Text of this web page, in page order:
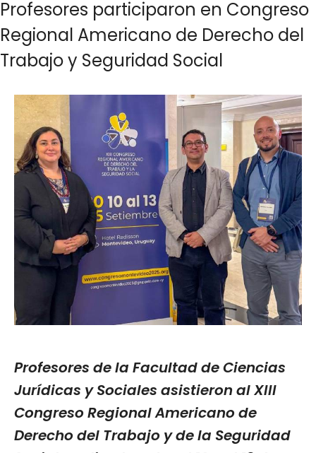
Profesores participaron en Congreso
Regional Americano de Derecho del
Trabajo y Seguridad Social
Profesores de la Facultad de Ciencias
Jurídicas y Sociales asistieron al XIII
Congreso Regional Americano de
Derecho del Trabajo y de la Seguridad